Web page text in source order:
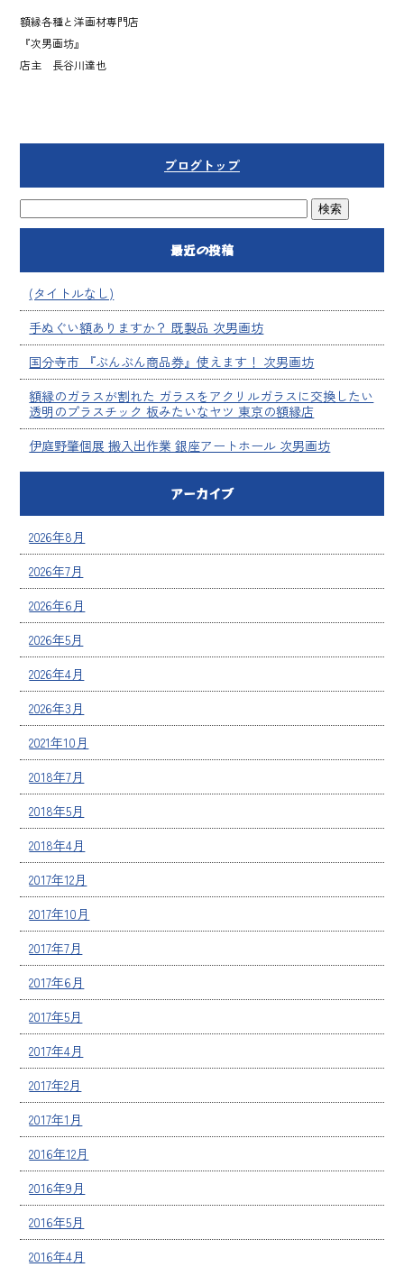
額縁各種と洋画材専門店
『次男画坊』
店主 長谷川達也
ブログトップ
最近の投稿
(タイトルなし)
手ぬぐい額ありますか？ 既製品 次男画坊
国分寺市 『ぶんぶん商品券』使えます！ 次男画坊
額縁のガラスが割れた ガラスをアクリルガラスに交換したい
透明のプラスチック 板みたいなヤツ 東京の額縁店
伊庭野肇個展 搬入出作業 銀座アートホール 次男画坊
アーカイブ
2026年8月
2026年7月
2026年6月
2026年5月
2026年4月
2026年3月
2021年10月
2018年7月
2018年5月
2018年4月
2017年12月
2017年10月
2017年7月
2017年6月
2017年5月
2017年4月
2017年2月
2017年1月
2016年12月
2016年9月
2016年5月
2016年4月